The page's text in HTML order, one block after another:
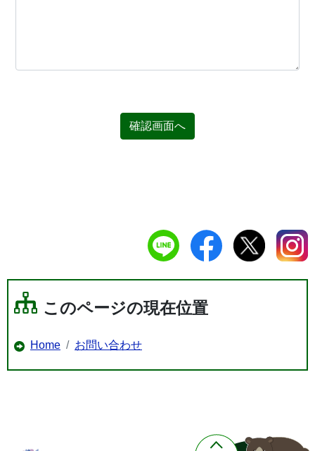
確認画面へ
このページの現在位置
Home お問い合わせ